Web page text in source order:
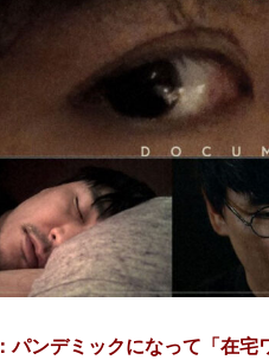
：パンデミックになって「在